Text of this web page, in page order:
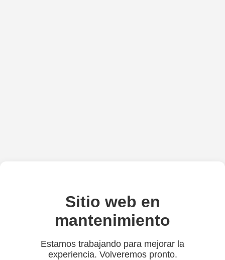
Sitio web en
mantenimiento
Estamos trabajando para mejorar la
experiencia. Volveremos pronto.